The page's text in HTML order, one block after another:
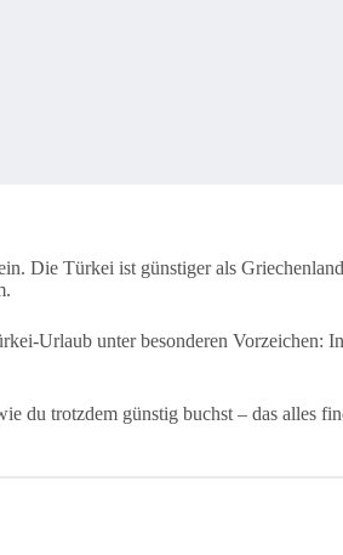
Die Türkei ist günstiger als
Urlaub unter besonderen Vorzeichen:
du trotzdem günstig buchst – das alles